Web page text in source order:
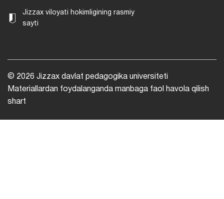
Jizzax viloyati hokimligining rasmiy
sayti
© 2026 Jizzax davlat pedagogika universiteti
Materiallardan foydalanganda manbaga faol havola qilish
shart